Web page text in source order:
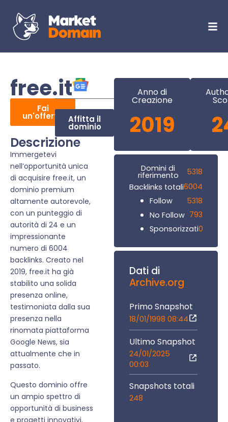
free.it
Fai
un'offerta Affitta il
dominio
Descrizione
Immergetevi
nell’opportunità unica
di acquisire free.it, un
dominio premium
altamente autorevole,
con un punteggio di
autorità di 24 e un
impressionante
numero di 6004
backlinks. Creato nel
2019, free.it ha già
stabilito una solida
presenza online,
testimoniata dalla sua
presenza nella
rinomata piattaforma
Google News, sia
attualmente che in
passato.
Questo dominio offre
un ampio spettro di
opportunità di business
e progetti innovativi.
Anno di
Creazione
2019
Domini di
riferimento
5318
Backlinks totali6004
Follow
5318
No Follow 793
Sponsorizzati0
Dati di
Archive.org
Primo Snapshot
18/01/1998 08:44
Ultimo Snapshot
24/01/2025
00:03
Snapshots totali
248